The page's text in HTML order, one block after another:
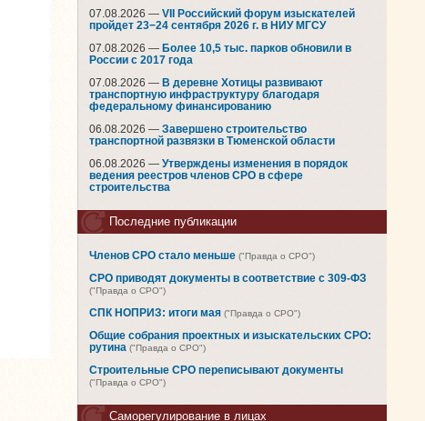
07.08.2026 — VII Российский форум изыскателей
пройдет 23−24 сентября 2026 г. в НИУ МГСУ
07.08.2026 — Более 10,5 тыс. парков обновили в
России с 2017 года
07.08.2026 — В деревне Хотицы развивают
транспортную инфраструктуру благодаря
федеральному финансированию
06.08.2026 — Завершено строительство
транспортной развязки в Тюменской области
06.08.2026 — Утверждены изменения в порядок
ведения реестров членов СРО в сфере
строительства
Последние публикации
Членов СРО стало меньше ("Правда о СРО")
СРО приводят документы в соответствие с 309-ФЗ
("Правда о СРО")
СПК НОПРИЗ: итоги мая ("Правда о СРО")
Общие собрания проектных и изыскательских СРО:
рутина ("Правда о СРО")
Строительные СРО переписывают документы
("Правда о СРО")
Саморегулирование в лицах